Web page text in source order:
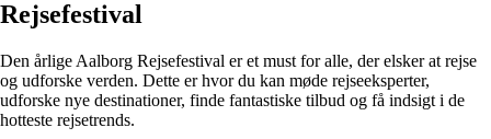
Rejsefestival
Den årlige Aalborg Rejsefestival er et must for alle, der elsker at rejse
og udforske verden. Dette er hvor du kan møde rejseeksperter,
udforske nye destinationer, finde fantastiske tilbud og få indsigt i de
hotteste rejsetrends.